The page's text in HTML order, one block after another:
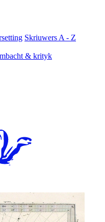
Skriuwers A - Z
& krityk